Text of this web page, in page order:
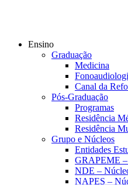
Ensino
Graduação
Medicina
Canal da
Pós-Graduação
Programas
Residência
Residência
Grupo e Núcleos
Entidades
GRAPEME –
NDE –
NAPES –